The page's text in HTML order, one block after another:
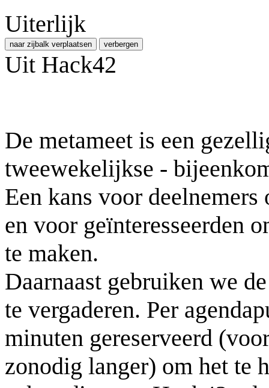
Uiterlijk
naar zijbalk verplaatsen verbergen
Uit Hack42
De metameet is een
tweewekelijkse -
Een kans voor
en voor geïnteresseerden
te maken.
Daarnaast gebruiken we
te vergaderen. Per
minuten gereserveerd
zonodig langer) om het te